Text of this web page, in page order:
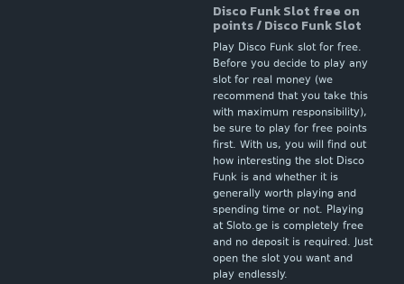
Disco Funk Slot free on
points / Disco Funk Slot
Play Disco Funk slot for free.
Before you decide to play any
slot for real money (we
recommend that you take this
with maximum responsibility),
be sure to play for free points
first. With us, you will find out
how interesting the slot Disco
Funk is and whether it is
generally worth playing and
spending time or not. Playing
at Sloto.ge is completely free
and no deposit is required. Just
open the slot you want and
play endlessly.